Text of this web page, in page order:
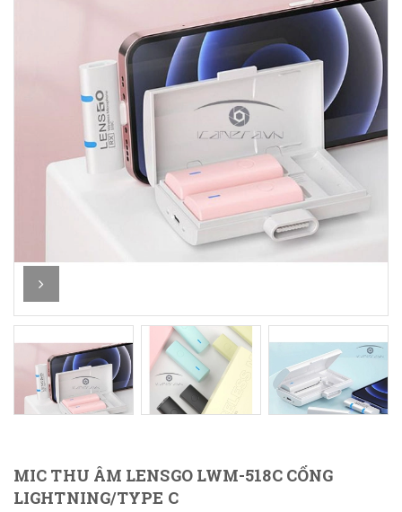
MIC THU ÂM LENSGO LWM-518C CỔNG
LIGHTNING/TYPE C